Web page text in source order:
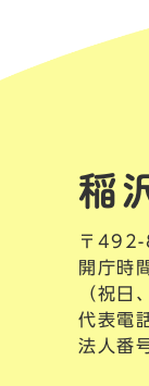
〒492-
開庁時
（祝日
代表電
法人番